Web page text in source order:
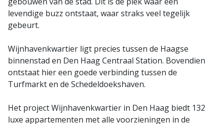
levendige buzz ontstaat, waar straks veel tegelijk
gebeurt.
Wijnhavenkwartier ligt precies tussen de Haagse
binnenstad en Den Haag Centraal Station. Bovendien
ontstaat hier een goede verbinding tussen de
Turfmarkt en de Schedeldoekshaven.
Het project Wijnhavenkwartier in Den Haag biedt 132
luxe appartementen met alle voorzieningen in de